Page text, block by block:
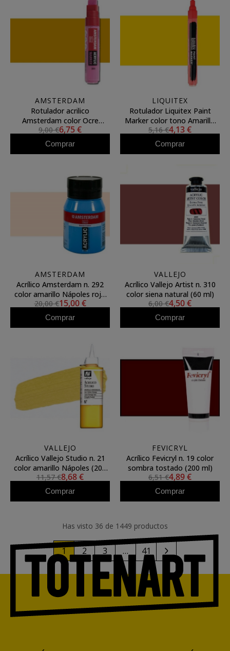
AMSTERDAM
Rotulador acrilico
Amsterdam color Ocre
Amarillo 227 (15mm.) L
9,00 €6,75 €
Comprar
LIQUITEX
Rotulador Liquitex Paint
Marker color tono Amarillo
de Cadmio Medio (2 mm)
5,16 €4,13 €
Comprar
AMSTERDAM
Acrílico Amsterdam n. 292
color amarillo Nápoles rojo
claro (500 ml)
20,00 €15,00 €
Comprar
VALLEJO
Acrílico Vallejo Artist n. 310
color siena natural (60 ml)
6,00 €4,50 €
Comprar
VALLEJO
Acrílico Vallejo Studio n. 21
color amarillo Nápoles (200
ml)
11,57 €8,68 €
Comprar
FEVICRYL
Acrílico Fevicryl n. 19 color
sombra tostado (200 ml)
6,51 €4,89 €
Comprar
Has visto 36 de 1449 productos
1 2 3 … 41